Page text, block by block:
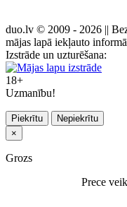
duo.lv © 2009 - 2026 ||
mājas lapā iekļauto
Izstrāde un uzturēšana:
18+
Uzmanību!
Piekrītu
Nepiekrītu
×
Grozs
Prece